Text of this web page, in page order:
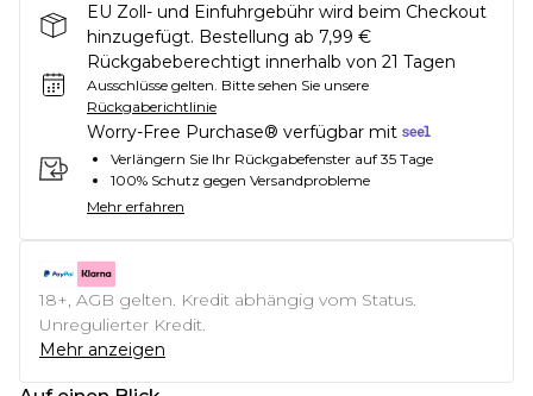
EU Zoll- und Einfuhrgebühr wird beim Checkout
hinzugefügt. Bestellung ab 7,99 €
Rückgabeberechtigt innerhalb von 21 Tagen
Ausschlüsse gelten. Bitte sehen Sie unsere
Rückgaberichtlinie
Worry-Free Purchase® verfügbar mit
Verlängern Sie Ihr Rückgabefenster auf 35 Tage
100% Schutz gegen Versandprobleme
Mehr erfahren
18+, AGB gelten. Kredit abhängig vom Status.
Unregulierter Kredit.
Mehr anzeigen